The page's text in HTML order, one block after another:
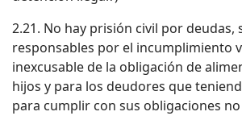
2.21. No hay prisión civil por deudas,
responsables por el incumplimiento
inexcusable de la obligación de
hijos y para los deudores que
para cumplir con sus obligaciones